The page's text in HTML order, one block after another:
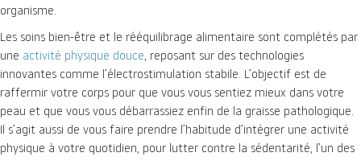
organisme.
Les soins bien-être et le rééquilibrage alimentaire sont complétés par
une activité physique douce, reposant sur des technologies
innovantes comme l’électrostimulation stabile. L’objectif est de
raffermir votre corps pour que vous vous sentiez mieux dans votre
peau et que vous vous débarrassiez enfin de la graisse pathologique.
Il s’agit aussi de vous faire prendre l’habitude d’intégrer une activité
physique à votre quotidien, pour lutter contre la sédentarité, l’un des